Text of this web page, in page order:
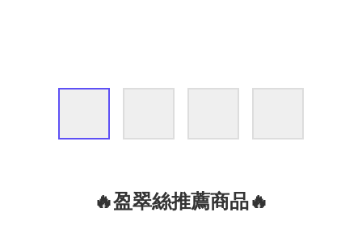
🔥盈翠絲推薦商品🔥